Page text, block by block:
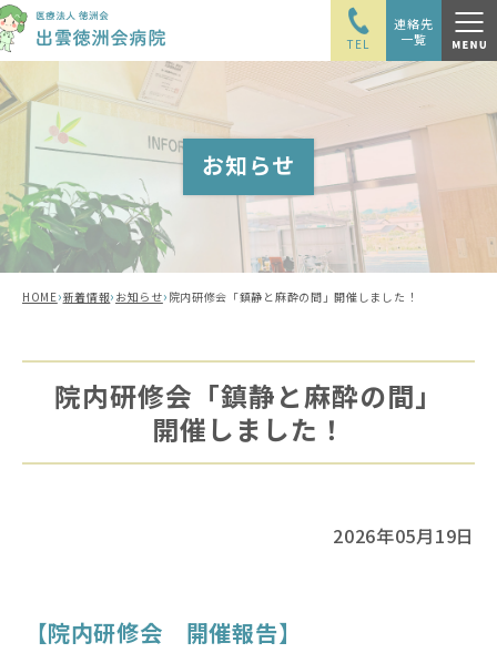
TEL
連絡先
一覧
お知らせ
HOME›新着情報› お知らせ› 院内研修会「鎮静と麻酔の間」開催しました！
院内研修会「鎮静と麻酔の間」
開催しました！
2026年05月19日
【院内研修会 開催報告】